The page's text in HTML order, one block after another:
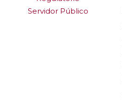
Servidor Público